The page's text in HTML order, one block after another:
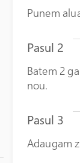
Punem
Pasul 2
Batem 2
nou.
Pasul 3
Adaugam